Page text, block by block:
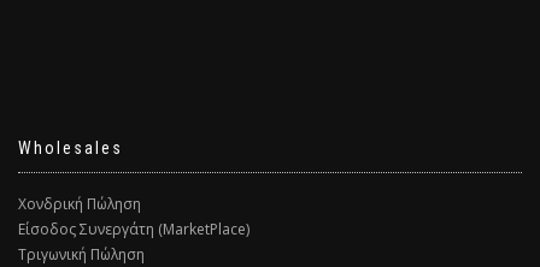
Wholesales
Χονδρική Πώληση
Είσοδος Συνεργάτη (MarketPlace)
Τριγωνική Πώληση